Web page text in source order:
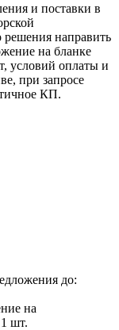
и поставки в
решения направить
на бланке
условий оплаты и
при запросе
КП.
до:
на
шт.